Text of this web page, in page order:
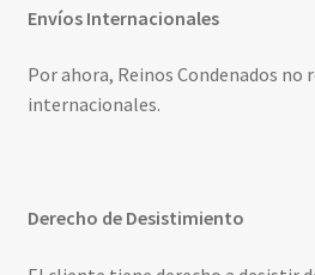
Envíos Internacionales
Por ahora, Reinos Condenados no
internacionales.
Derecho de Desistimiento